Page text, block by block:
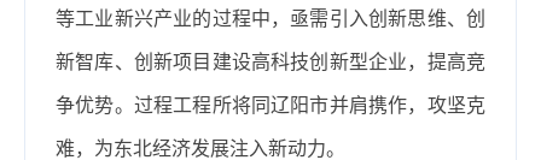
等工业新兴产业的过程中，亟需引入创新思维、创
新智库、创新项目建设高科技创新型企业，提高竞
争优势。过程工程所将同辽阳市并肩携作，攻坚克
难，为东北经济发展注入新动力。